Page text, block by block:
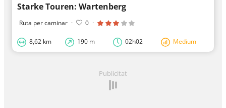
Starke Touren: Wartenberg
Ruta per caminar · 0 ·
8,62 km 190 m 02h02 Medium
Publicitat